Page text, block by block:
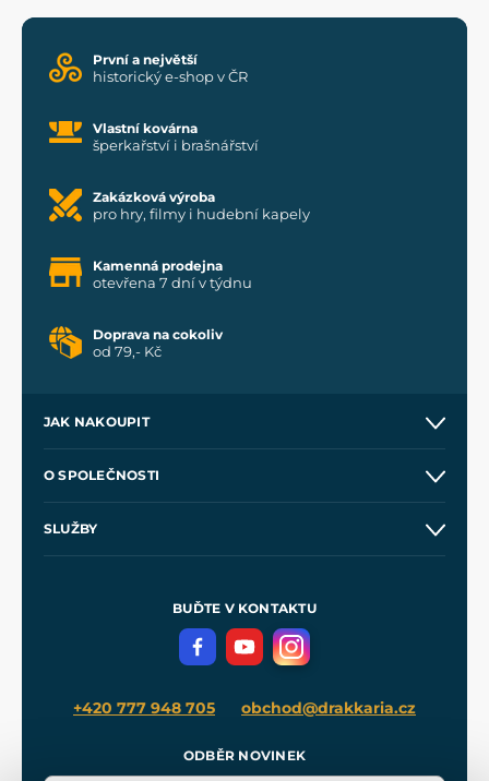
První a největší
historický e-shop v ČR
Vlastní kovárna
šperkařství i brašnářství
Zakázková výroba
pro hry, filmy i hudební kapely
Kamenná prodejna
otevřena 7 dní v týdnu
Doprava na cokoliv
od 79,- Kč
JAK NAKOUPIT
Velkoobchod
O SPOLEČNOSTI
SLUŽBY
Meče pro Kingdom Come
BUĎTE V KONTAKTU
+420 777 948 705 obchod@drakkaria.cz
ODBĚR NOVINEK